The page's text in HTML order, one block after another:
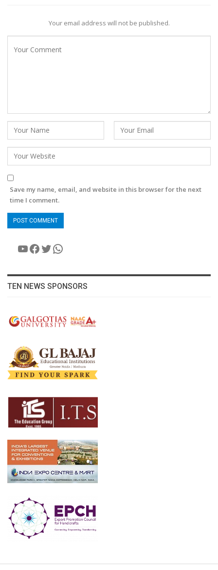
Your email address will not be published.
Save my name, email, and website in this browser for the next
time I comment.
YouTube
Facebook
Twitter
WhatsApp
TEN NEWS SPONSORS